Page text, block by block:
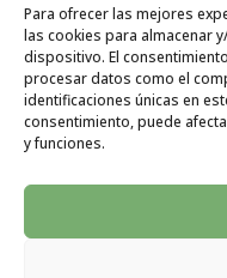
Para ofrecer las mejores
las cookies para almacenar
dispositivo. El
procesar datos como el
identificaciones únicas en
consentimiento, puede
y funciones.
y olvido de tus datos.